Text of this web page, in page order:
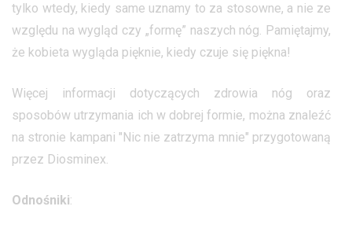
tylko wtedy, kiedy same uznamy to za stosowne, a nie ze
względu na wygląd czy „formę” naszych nóg. Pamiętajmy,
że kobieta wygląda pięknie, kiedy czuje się piękna!
Więcej informacji dotyczących zdrowia nóg oraz
sposobów utrzymania ich w dobrej formie, można znaleźć
na stronie kampani "Nic nie zatrzyma mnie" przygotowaną
przez Diosminex.
Odnośniki: